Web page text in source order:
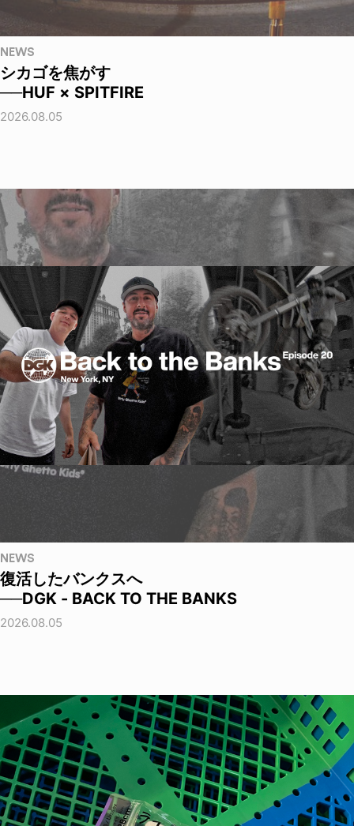
NEWS
シカゴを焦がす
──HUF × SPITFIRE
2026.08.05
NEWS
復活したバンクスへ
──DGK - BACK TO THE BANKS
2026.08.05